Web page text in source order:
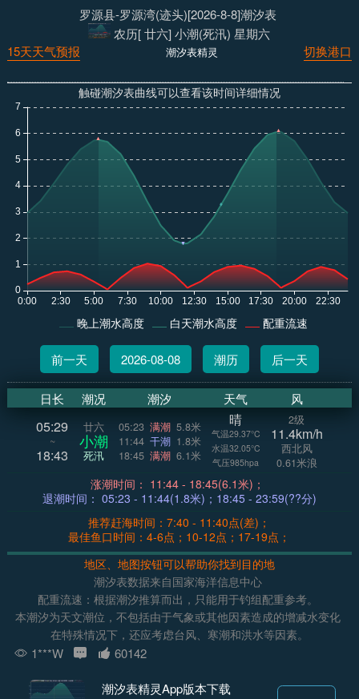
罗源县-罗源湾(迹头)[2026-8-8]潮汐表
农历[ 廿六] 小潮(死汛) 星期六
切换港口
潮汐表精灵
15天天气预报
触碰潮汐表曲线可以查看该时间详细情况
晚上潮水高度 白天潮水高度 配重流速
前一天 2026-08-08 潮历 后一天
日长 潮况 潮汐 天气 风
05:29
~
18:43
廿六
小潮
死汛
05:23 满潮 5.8米
11:44 干潮 1.8米
18:45 满潮 6.1米
晴
气温29.37°C
水温32.05°C
气压985hpa
2级
11.4km/h
西北风
0.61米浪
涨潮时间： 11:44 - 18:45(6.1米)；
退潮时间： 05:23 - 11:44(1.8米)；18:45 - 23:59(??分)
推荐赶海时间：7:40 - 11:40点(差)；
最佳鱼口时间：4-6点；10-12点；17-19点；
地区、地图按钮可以帮助你找到目的地
潮汐表数据来自国家海洋信息中心
配重流速：根据潮汐推算而出，只能用于钓组配重参考。
本潮汐为天文潮位，不包括由于气象或其他因素造成的增减水变化
在特殊情况下，还应考虑台风、寒潮和洪水等因素。
1***W 60142
潮汐表精灵App版本下载